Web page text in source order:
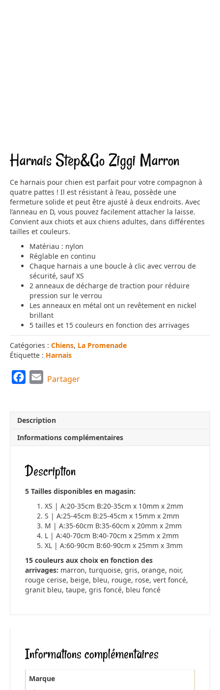
Harnais Step&Go Ziggi Marron
Ce harnais pour chien est parfait pour votre compagnon à
quatre pattes ! Il est résistant à l’eau, possède une
fermeture solide et peut être ajusté à deux endroits. Avec
l’anneau en D, vous pouvez facilement attacher la laisse.
Convient aux chiots et aux chiens adultes, dans différentes
tailles et couleurs.
Matériau : nylon
Réglable en continu
Chaque harnais a une boucle à clic avec verrou de
sécurité, sauf XS
2 anneaux de décharge de traction pour réduire
pression sur le verrou
Les anneaux en métal ont un revêtement en nickel
brillant
5 tailles et 15 couleurs en fonction des arrivages
Catégories : Chiens, La Promenade
Étiquette : Harnais
e
b
o
k
i
Partager
Description
Informations complémentaires
Description
5 Tailles disponibles en magasin:
XS | A:20-35cm B:20-35cm x 10mm x 2mm
S | A:25-45cm B:25-45cm x 15mm x 2mm
M | A:35-60cm B:35-60cm x 20mm x 2mm
L | A:40-70cm B:40-70cm x 25mm x 2mm
XL | A:60-90cm B:60-90cm x 25mm x 3mm
15 couleurs aux choix en fonction des
arrivages: marron, turquoise, gris, orange, noir,
rouge cerise, beige, bleu, rouge, rose, vert foncé,
granit bleu, taupe, gris foncé, bleu foncé
Informations complémentaires
Marque